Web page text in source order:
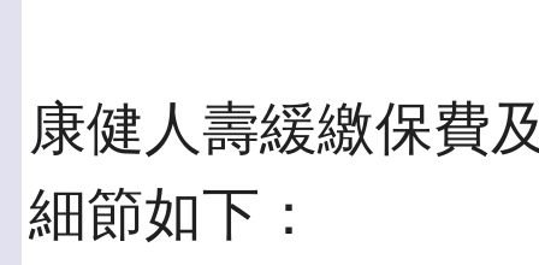
康健人壽緩繳保費
細節如下：